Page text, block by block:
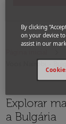
Explorar
a Bulgária
By clicking
on your device
assist in our